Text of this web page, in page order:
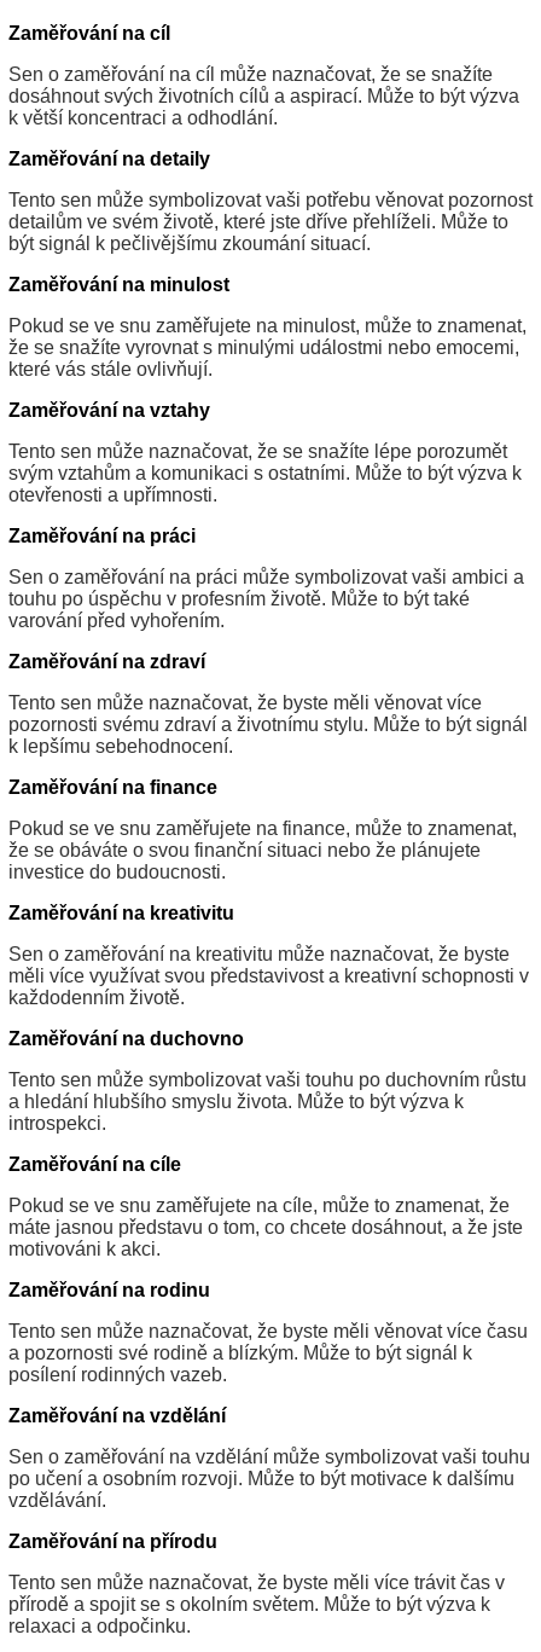
Zaměřování na cíl
Sen o zaměřování na cíl může naznačovat, že se snažíte
dosáhnout svých životních cílů a aspirací. Může to být výzva
k větší koncentraci a odhodlání.
Zaměřování na detaily
Tento sen může symbolizovat vaši potřebu věnovat pozornost
detailům ve svém životě, které jste dříve přehlíželi. Může to
být signál k pečlivějšímu zkoumání situací.
Zaměřování na minulost
Pokud se ve snu zaměřujete na minulost, může to znamenat,
že se snažíte vyrovnat s minulými událostmi nebo emocemi,
které vás stále ovlivňují.
Zaměřování na vztahy
Tento sen může naznačovat, že se snažíte lépe porozumět
svým vztahům a komunikaci s ostatními. Může to být výzva k
otevřenosti a upřímnosti.
Zaměřování na práci
Sen o zaměřování na práci může symbolizovat vaši ambici a
touhu po úspěchu v profesním životě. Může to být také
varování před vyhořením.
Zaměřování na zdraví
Tento sen může naznačovat, že byste měli věnovat více
pozornosti svému zdraví a životnímu stylu. Může to být signál
k lepšímu sebehodnocení.
Zaměřování na finance
Pokud se ve snu zaměřujete na finance, může to znamenat,
že se obáváte o svou finanční situaci nebo že plánujete
investice do budoucnosti.
Zaměřování na kreativitu
Sen o zaměřování na kreativitu může naznačovat, že byste
měli více využívat svou představivost a kreativní schopnosti v
každodenním životě.
Zaměřování na duchovno
Tento sen může symbolizovat vaši touhu po duchovním růstu
a hledání hlubšího smyslu života. Může to být výzva k
introspekci.
Zaměřování na cíle
Pokud se ve snu zaměřujete na cíle, může to znamenat, že
máte jasnou představu o tom, co chcete dosáhnout, a že jste
motivováni k akci.
Zaměřování na rodinu
Tento sen může naznačovat, že byste měli věnovat více času
a pozornosti své rodině a blízkým. Může to být signál k
posílení rodinných vazeb.
Zaměřování na vzdělání
Sen o zaměřování na vzdělání může symbolizovat vaši touhu
po učení a osobním rozvoji. Může to být motivace k dalšímu
vzdělávání.
Zaměřování na přírodu
Tento sen může naznačovat, že byste měli více trávit čas v
přírodě a spojit se s okolním světem. Může to být výzva k
relaxaci a odpočinku.